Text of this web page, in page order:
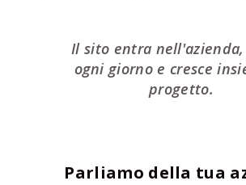
Il sito entra
ogni giorno e cresce
progetto.
Parliamo della tua